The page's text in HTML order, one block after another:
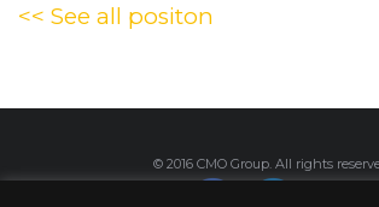
<< See all positon
© 2016 CMO Group. All rights